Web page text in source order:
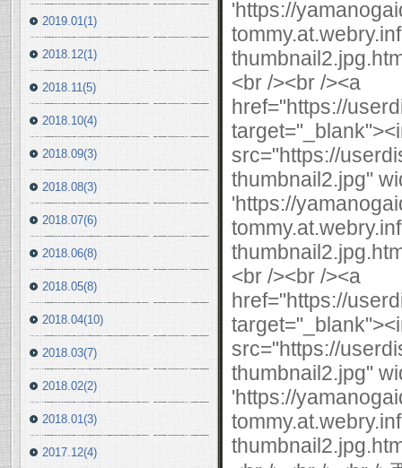
2019.01(1)
2018.12(1)
2018.11(5)
2018.10(4)
2018.09(3)
2018.08(3)
2018.07(6)
2018.06(8)
2018.05(8)
2018.04(10)
2018.03(7)
2018.02(2)
2018.01(3)
2017.12(4)